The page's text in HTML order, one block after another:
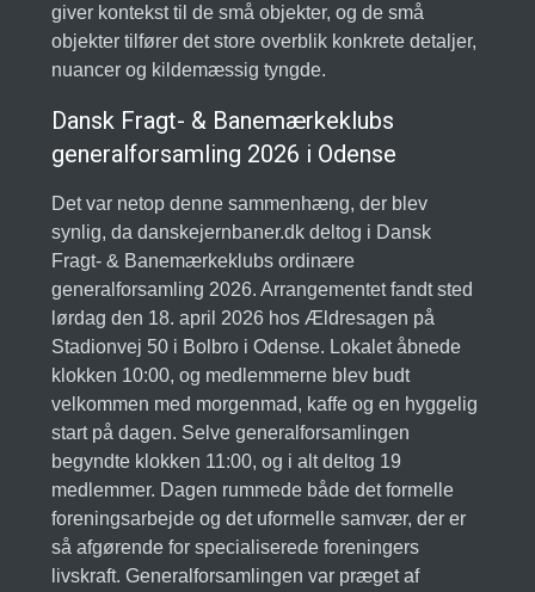
giver kontekst til de små objekter, og de små
objekter tilfører det store overblik konkrete detaljer,
nuancer og kildemæssig tyngde.
Dansk Fragt- & Banemærkeklubs
generalforsamling 2026 i Odense
Det var netop denne sammenhæng, der blev
synlig, da danskejernbaner.dk deltog i Dansk
Fragt- & Banemærkeklubs ordinære
generalforsamling 2026. Arrangementet fandt sted
lørdag den 18. april 2026 hos Ældresagen på
Stadionvej 50 i Bolbro i Odense. Lokalet åbnede
klokken 10:00, og medlemmerne blev budt
velkommen med morgenmad, kaffe og en hyggelig
start på dagen. Selve generalforsamlingen
begyndte klokken 11:00, og i alt deltog 19
medlemmer. Dagen rummede både det formelle
foreningsarbejde og det uformelle samvær, der er
så afgørende for specialiserede foreningers
livskraft. Generalforsamlingen var præget af